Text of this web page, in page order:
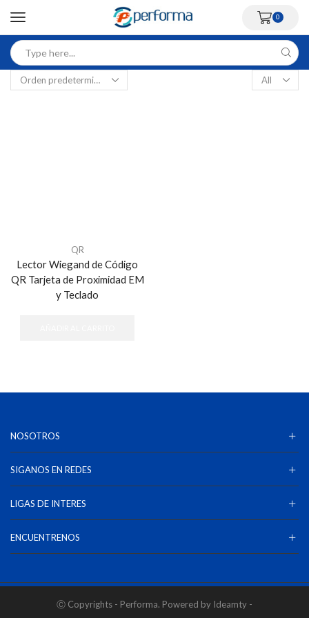
0
QR
Lector Wiegand de Código
QR Tarjeta de Proximidad EM
y Teclado
NOSOTROS
SIGANOS EN REDES
LIGAS DE INTERES
ENCUENTRENOS
Ⓒ Copyrights - Performa. Powered by Ideamty -